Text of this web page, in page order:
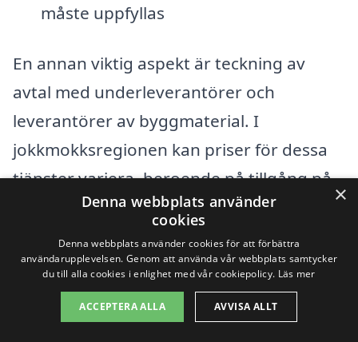
måste uppfyllas
En annan viktig aspekt är teckning av
avtal med underleverantörer och
leverantörer av byggmaterial. I
jokkmokksregionen kan priser för dessa
tjänster variera, beroende på tillgång på
lokala resurser och efterfrågan. Att
noggrant jämföra olika entreprenörer är
en bra strategi för att säkerställa att du
får det bästa erbjudandet för din
totalentreprenad.
×
Denna webbplats använder
cookies
Denna webbplats använder cookies för att förbättra
användarupplevelsen. Genom att använda vår webbplats samtycker
du till alla cookies i enlighet med vår cookiepolicy. Läs mer
ACCEPTERA ALLA AVVISA ALLT